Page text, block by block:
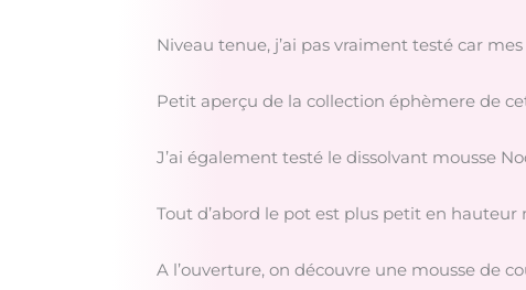
Niveau tenue, j’ai pas vraiment testé car
Petit aperçu de la collection éphèmere de
J’ai également testé le dissolvant mousse
Tout d’abord le pot est plus petit en hauteur
A l’ouverture, on découvre une mousse de